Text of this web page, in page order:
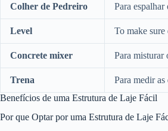
Colher de Pedreiro Para espalhar
Level To make
Concrete mixer Para misturar
Trena
Para medir as
Benefícios de uma Estrutura de Laje Fácil
Por que Optar por uma Estrutura de Laje